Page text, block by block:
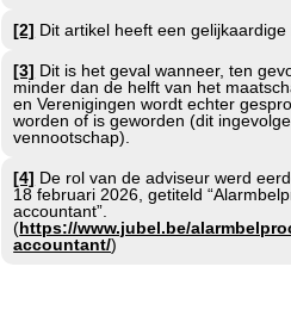
[2] Dit artikel heeft een
[3] Dit is het geval wanneer, ten
minder dan de helft van het
en Verenigingen wordt echter
worden of is geworden (dit
vennootschap).
[4] De rol van de adviseur werd
18 februari 2026, getiteld
accountant”.
(https://www.jubel.be/
accountant/)